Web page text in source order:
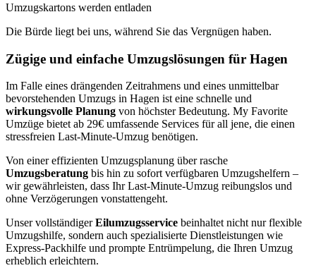
Umzugskartons werden entladen
Die Bürde liegt bei uns, während Sie das Vergnügen haben.
Zügige und einfache Umzugslösungen für Hagen
Im Falle eines drängenden Zeitrahmens und eines unmittelbar
bevorstehenden Umzugs in Hagen ist eine schnelle und
wirkungsvolle Planung von höchster Bedeutung. My Favorite
Umzüge bietet ab 29€ umfassende Services für all jene, die einen
stressfreien Last-Minute-Umzug benötigen.
Von einer effizienten Umzugsplanung über rasche
Umzugsberatung bis hin zu sofort verfügbaren Umzugshelfern –
wir gewährleisten, dass Ihr Last-Minute-Umzug reibungslos und
ohne Verzögerungen vonstattengeht.
Unser vollständigerEilumzugsservice beinhaltet nicht nur flexible
Umzugshilfe, sondern auch spezialisierte Dienstleistungen wie
Express-Packhilfe und prompte Entrümpelung, die Ihren Umzug
erheblich erleichtern.